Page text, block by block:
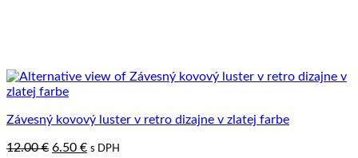
Závesný kovový luster v retro dizajne v zlatej farbe
12.00€ Pôvodná
6.50 €Aktuálna
s DPH